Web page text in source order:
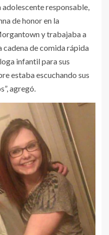
adolescente responsable,
de honor en la
y trabajaba a
cadena de comida rápida
infantil para sus
estaba escuchando sus
agregó.